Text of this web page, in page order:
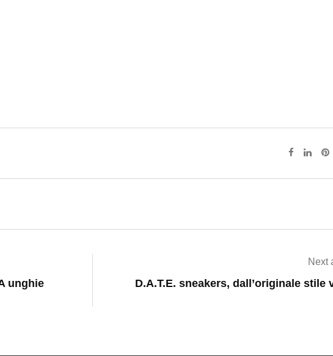
unghie
Next
D.A.T.E. sneakers, dall’originale stile